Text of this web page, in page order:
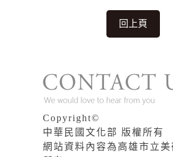
回上頁
Copyright©
中華民國文化部 版權所有
網站資料內容為高雄市立美